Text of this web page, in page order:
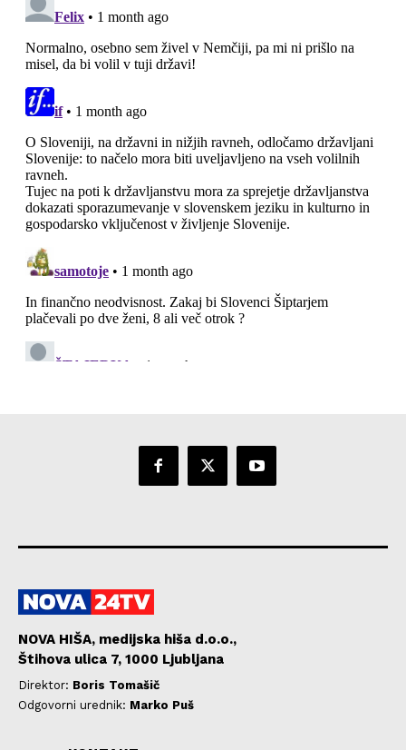
NOVA HIŠA, medijska hiša d.o.o.,
Štihova ulica 7, 1000 Ljubljana
Direktor: Boris Tomašič
Odgovorni urednik: Marko Puš